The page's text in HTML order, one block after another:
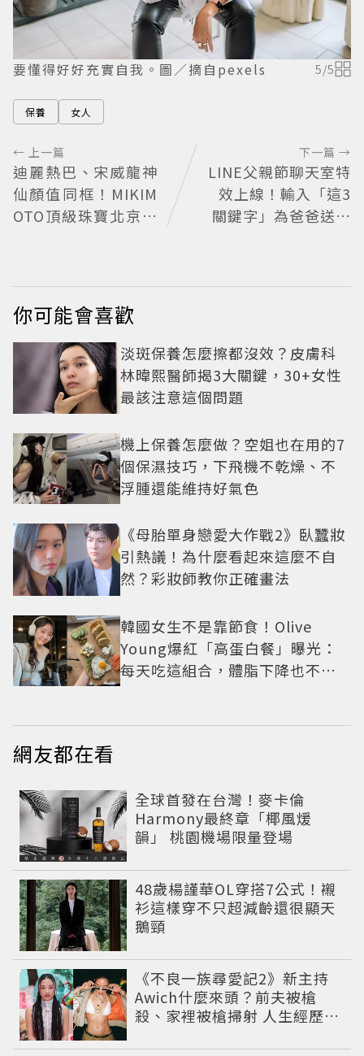
要懂得好好充實自我。圖／摘自pexels 5/5
保養 女人
← 上一篇
迪麗熱巴、宋威龍神
仙顏值同框！MIKIM
OTO頂級珠寶北京亞
下一篇 →
LINE父親節聊天室特
效上線！輸入「這3
關鍵字」為爸爸送上
你可能會喜歡
淡斑保養怎麼擦都沒效？皮膚科
林暐熙醫師揭3大關鍵，30+女性
最該注意這個問題
機上保養怎麼做？空姐也在用的7
個保濕技巧，下飛機不乾燥、不
浮腫還能維持好氣色
《母胎單身戀愛大作戰2》臥蠶妝
引熱議！為什麼看起來這麼不自
然？彩妝師教你正確畫法
韓國女生不是靠節食！Olive
Young爆紅「高蛋白餐」曝光：
每天吃這組合，體脂下降也不怕
網友都在看
全球首發在台灣！麥卡倫
Harmony最終章「椰風煖
韻」 桃園機場限量登場
48歲楊謹華OL穿搭7公式！襯
衫這樣穿不只超減齡還很顯天
鵝頸
《不良一族尋愛記2》新主持
Awich什麼來頭？前夫被槍
殺、家裡被槍掃射 人生經歷比